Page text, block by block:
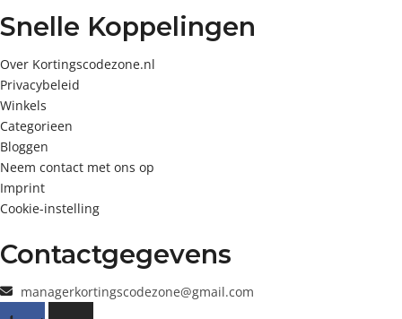
Snelle Koppelingen
Over Kortingscodezone.nl
Privacybeleid
Winkels
Categorieen
Bloggen
Neem contact met ons op
Imprint
Cookie-instelling
Contactgegevens
managerkortingscodezone@gmail.com